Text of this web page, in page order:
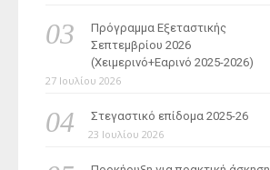
Πρόγραμμα Εξεταστικής
Σεπτεμβρίου 2026
(Χειμερινό+Εαρινό 2025-2026)
27 Ιουλίου 2026
Στεγαστικό επίδομα 2025-26
23 Ιουλίου 2026